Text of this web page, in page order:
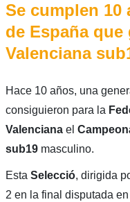
Se cumplen 10
de España
Valenciana
Hace 10 años, una
consiguieron para la
Valencianael
sub19masculino.
Esta Selecció, dirigida
2 en la final disputada en